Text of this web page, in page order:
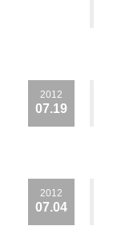
2012
07.19
2012
07.04